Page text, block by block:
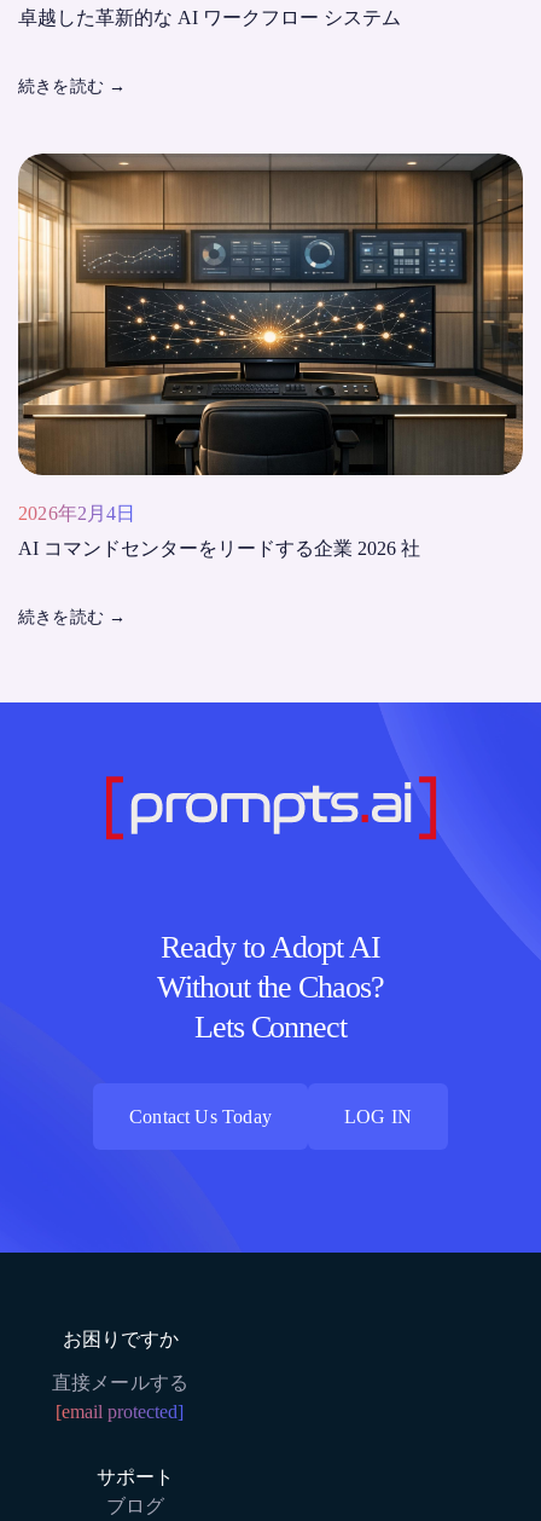
卓越した革新的な AI ワークフロー システム
続きを読む →
2026年2月4日
AI コマンドセンターをリードする企業 2026 社
続きを読む →
Ready to Adopt AI
Without the Chaos?
Lets Connect
Contact Us Today
LOG IN
お困りですか
直接メールする
[email protected]
サポート
ブログ